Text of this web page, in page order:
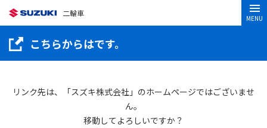
二輪車
MENU
こちらからはです。
リンク先は、「スズキ株式会社」のホームページではございませ
ん。
移動してよろしいですか？